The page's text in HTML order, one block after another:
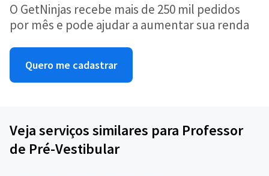
O GetNinjas recebe mais de 250 mil pedidos
por mês e pode ajudar a aumentar sua renda
Quero me cadastrar
Veja serviços similares para Professor
de Pré-Vestibular